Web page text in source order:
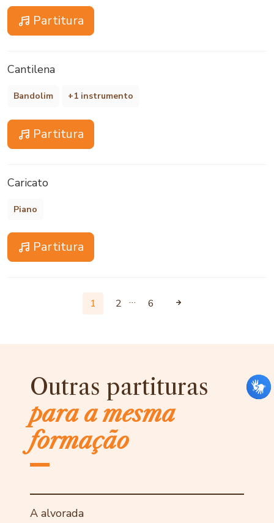
Partitura
Cantilena
Bandolim +1 instrumento
Partitura
Caricato
Piano
Partitura
1 2 … 6
Outras partituras
para a mesma
formação
A alvorada